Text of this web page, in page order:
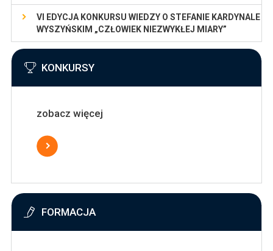
VI EDYCJA KONKURSU WIEDZY O STEFANIE KARDYNALE
WYSZYŃSKIM „CZŁOWIEK NIEZWYKŁEJ MIARY”
KONKURSY
zobacz więcej
FORMACJA